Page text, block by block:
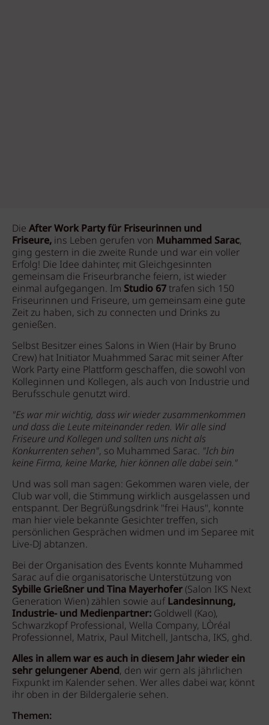
Die After Work Party für Friseurinnen und
Friseure, ins Leben gerufen von Muhammed Sarac,
ging gestern in die zweite Runde und war ein voller
Erfolg! Die Idee dahinter, mit Gleichgesinnten
gemeinsam die Friseurbranche feiern, ist wieder
einmal aufgegangen. Im Studio 67 trafen sich 150
Friseurinnen und Friseure, um gemeinsam eine gute
Zeit zu haben, sich zu connecten und Drinks zu
genießen.
Selbst Besitzer eines Salons in Wien (Hair by Bruno
Crew) hat Initiator Muahmmed Sarac mit seiner After
Work Party eine Plattform geschaffen, die sowohl von
Kolleginnen und Kollegen, als auch von Industrie und
Berufsschule genutzt wird.
"Es war mir wichtig, dass wir wieder zusammenkommen
und dass die Leute miteinander reden. Wir alle sind
Friseure und Kollegen und sollten uns nicht als
Konkurrenten sehen", so Muhammed Sarac. "Ich bin
keine Firma, keine Marke, hier können alle dabei sein."
Und was soll man sagen: Gekommen waren viele, der
Club war voll, die Stimmung wirklich ausgelassen und
entspannt. Der Begrüßungsdrink "frei Haus", konnte
man hier viele bekannte Gesichter treffen, sich
persönlichen Gesprächen widmen und im Separee mit
Live-DJ abtanzen.
Bei der Organisation des Events konnte Muhammed
Sarac auf die organisatorische Unterstützung von
Sybille Grießner und Tina Mayerhofer(Salon IKS Next
Generation Wien) zählen sowie aufLandesinnung,
Industrie- und Medienpartner: Goldwell (Kao),
Schwarzkopf Professional, Wella Company, LÒréal
Professionnel, Matrix, Paul Mitchell, Jantscha, IKS, ghd.
Alles in allem war es auch in diesem Jahr wieder ein
sehr gelungener Abend, den wir gern als jährlichen
Fixpunkt im Kalender sehen. Wer alles dabei war, könnt
ihr oben in der Bildergalerie sehen.
Themen: